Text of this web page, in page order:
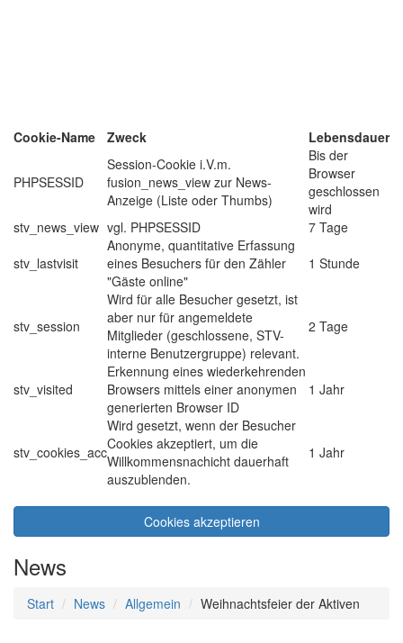
Cookie-Name Zweck Lebensdauer
PHPSESSID
Session-Cookie i.V.m.
fusion_news_view zur News-
Anzeige (Liste oder Thumbs)
Bis der
Browser
geschlossen
wird
stv_news_view vgl. PHPSESSID
7 Tage
stv_lastvisit
Anonyme, quantitative Erfassung
eines Besuchers für den Zähler
"Gäste online"
1 Stunde
stv_session
Wird für alle Besucher gesetzt, ist
aber nur für angemeldete
Mitglieder (geschlossene, STV-
interne Benutzergruppe) relevant.
2 Tage
stv_visited
Erkennung eines wiederkehrenden
Browsers mittels einer anonymen
generierten Browser ID
1 Jahr
stv_cookies_acc
Wird gesetzt, wenn der Besucher
Cookies akzeptiert, um die
Willkommensnachicht dauerhaft
auszublenden.
1 Jahr
Cookies akzeptieren
News
Start News Allgemein Weihnachtsfeier der Aktiven